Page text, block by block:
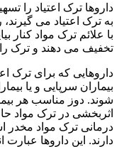
داروها ترک اعتیاد را
به ترک اعتیاد می
با علائم ترک مواد کنار
تخفیف می دهند و ترک
داروهایی که برای ترک
بیماران سرپایی و یا
شوند. دوز مناسب هر
اثربخشی در ترک مواد
درمانی ترک مواد مخدر
دارند. این داروها عبارت